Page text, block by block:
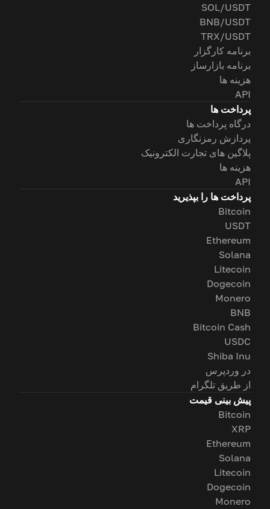
SOL/USDT
BNB/USDT
TRX/USDT
برنامه کارگزار
برنامه بازارساز
هزینه ها
API
پرداخت ها
درگاه پرداخت ها
پردازش رمزنگاری
پلاگین های تجارت الکترونیک
هزینه ها
API
پرداخت ها را بپذیرید
Bitcoin
USDT
Ethereum
Solana
Litecoin
Dogecoin
Monero
BNB
Bitcoin Cash
USDC
Shiba Inu
در وردپرس
از طریق تلگرام
پیش بینی قیمت
Bitcoin
XRP
Ethereum
Solana
Litecoin
Dogecoin
Monero